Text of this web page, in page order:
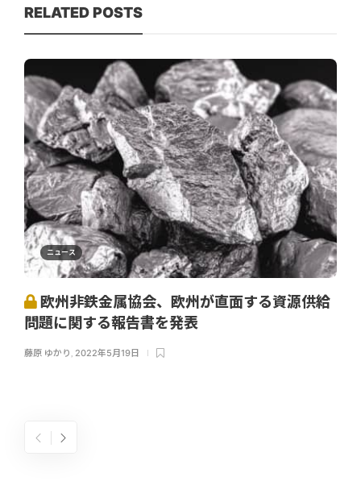
RELATED POSTS
ニュース
欧州非鉄金属協会、欧州が直面する資源供給
問題に関する報告書を発表
藤原 ゆかり , 2022年5月19日